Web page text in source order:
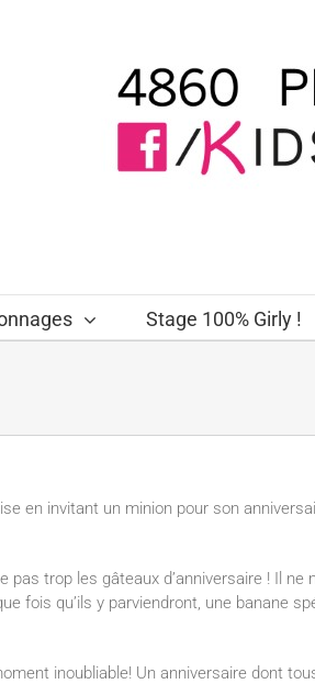
Stage 100% Girly !
en invitant un minion pour son
trop les gâteaux d’anniversaire ! Il ne
fois qu’ils y parviendront, une banane
inoubliable! Un anniversaire dont